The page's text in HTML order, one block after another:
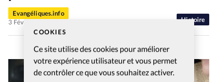
COOKIES
Ce site utilise des cookies pour améliorer
votre expérience utilisateur et vous permet
de contrôler ce que vous souhaitez activer.
Histoire
Evangéliques.info
3 Fév 2023